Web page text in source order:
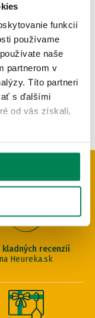
funkcií
používame
naše
partnerom v
Títo partneri
s ďalšími
od vás získali,
kladných recenzií
na Heureka.sk